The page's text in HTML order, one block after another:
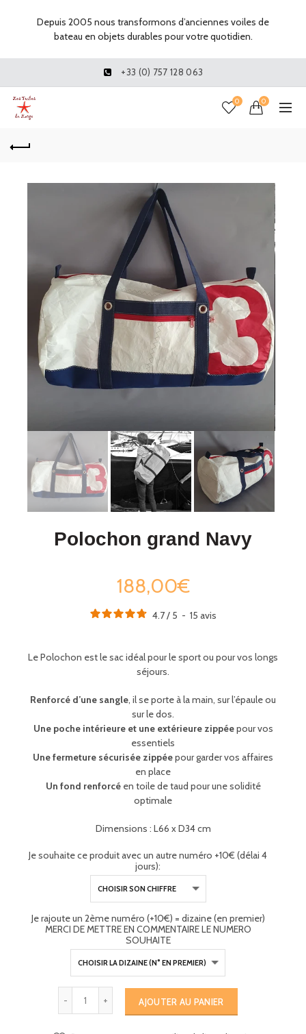
+33 (0) 757 128 063
0 0
Polochon grand Navy
188,00€
4.7/ 5 - 15 avis
Le Polochon est le sac idéal pour le sport ou pour vos longs
séjours.
Renforcé d’une sangle, il se porte à la main, sur l’épaule ou
sur le dos.
Une poche intérieure et une extérieure zippéepour vos
essentiels
Une fermeture sécurisée zippéepour garder vos affaires
en place
Un fond renforcéen toile de taud pour une solidité
optimale
Dimensions : L66 x D34 cm
Je souhaite ce produit avec un autre numéro +10€ (délai 4
jours):
Je rajoute un 2ème numéro (+10€) = dizaine (en premier)
MERCI DE METTRE EN COMMENTAIRE LE NUMERO
SOUHAITE
AJOUTER AU PANIER
Depuis 2005 nous transformons d’anciennes voiles de
bateau en objets durables pour votre quotidien.